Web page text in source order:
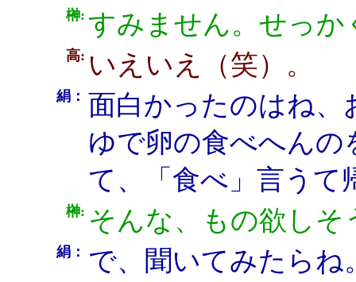
榊: すみません。せっか
高: いえいえ（笑）。
絹： 面白かったのはね、
ゆで卵の食べへん
て、「食べ」言うて
榊: そんな、もの欲し
絹：
で、聞いてみたらね